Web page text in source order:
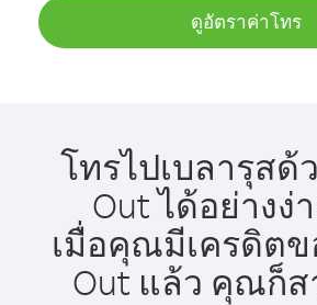
ดูอัตราค่าโทร
โทรไปเบลารุสด้
Out ได้อย่างง่
เมื่อคุณมีเครดิตข
Out แล้ว คุณก็ส